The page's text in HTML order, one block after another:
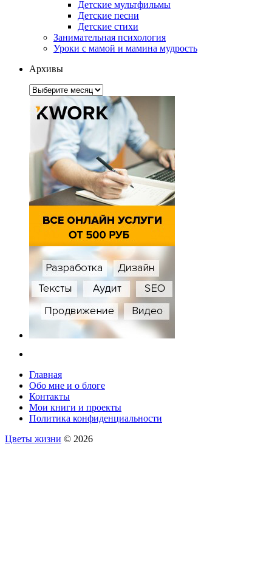
Детские мультфильмы
Детские песни
Детские стихи
Занимательная психология
Уроки с мамой и мамина мудрость
Архивы
Архивы
Главная
Обо мне и о блоге
Контакты
Мои книги и проекты
Политика конфиденциальности
Цветы жизни © 2026